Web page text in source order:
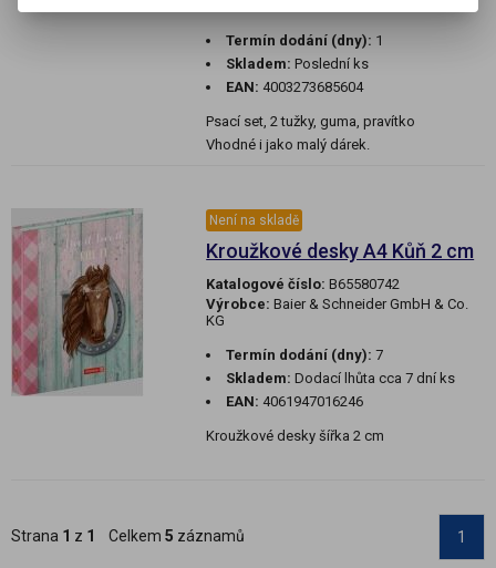
Termín dodání (dny): 1
Skladem: Poslední ks
EAN: 4003273685604
Psací set, 2 tužky, guma, pravítko
Vhodné i jako malý dárek.
Není na skladě
Kroužkové desky A4 Kůň 2 cm
Katalogové číslo: B65580742
Výrobce: Baier & Schneider GmbH & Co.
KG
Termín dodání (dny): 7
Skladem: Dodací lhůta cca 7 dní ks
EAN: 4061947016246
Kroužkové desky šířka 2 cm
Strana 1 z 1 Celkem 5 záznamů 1